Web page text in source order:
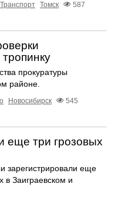
Транспорт Томск
587
прокуратуры
районе.
Новосибирск
545
еще три грозовых
зарегистрировали еще
в Заиграевском и